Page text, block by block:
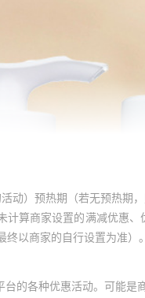
动）预热期（若无预热
算商家设置的满减优惠
以商家的自行设置为准
的各种优惠活动。可能是